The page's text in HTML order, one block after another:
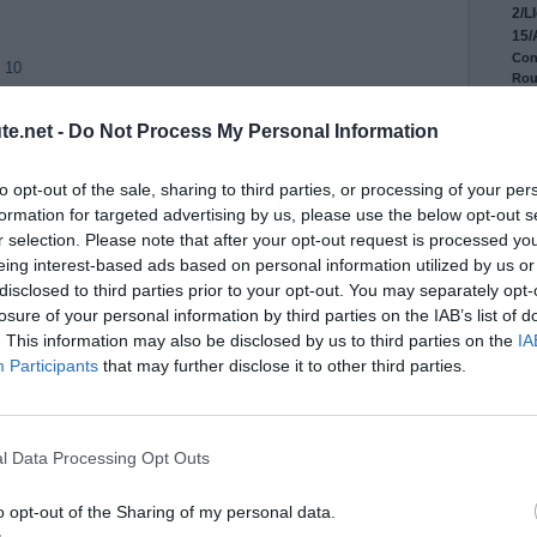
- Do Not Process My Personal Information
opt-out of the sale, sharing to third parties, or processing of your
for targeted advertising by us, please use the below opt-out
selection. Please note that after your opt-out request is processed
interest-based ads based on personal information utilized by us
to third parties prior to your opt-out. You may separately
of your personal information by third parties on the IAB’s list of
This information may also be disclosed by us to third parties on the
Participants that may further disclose it to other third parties.
Data Processing Opt Outs
opt-out of the Sharing of my personal data.
10
2/
15/
21.
344